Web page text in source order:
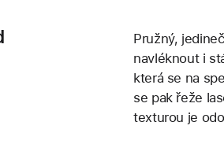
Pružný,
navléknout i
která se na
se pak řeže
texturou je